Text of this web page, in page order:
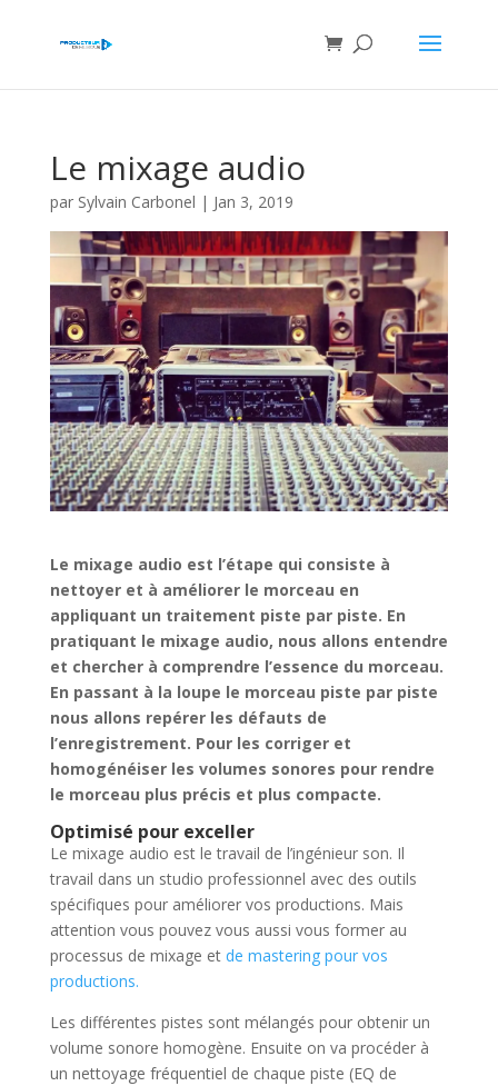
Le mixage audio
par Sylvain Carbonel | Jan 3, 2019
Le mixage audio est l’étape qui consiste à
nettoyer et à améliorer le morceau en
appliquant un traitement piste par piste. En
pratiquant le mixage audio, nous allons entendre
et chercher à comprendre l’essence du morceau.
En passant à la loupe le morceau piste par piste
nous allons repérer les défauts de
l’enregistrement. Pour les corriger et
homogénéiser les volumes sonores pour rendre
le morceau plus précis et plus compacte.
Optimisé pour exceller
Le mixage audio est le travail de l’ingénieur son. Il
travail dans un studio professionnel avec des outils
spécifiques pour améliorer vos productions. Mais
attention vous pouvez vous aussi vous former au
processus de mixage et de mastering pour vos
productions.
Les différentes pistes sont mélangés pour obtenir un
volume sonore homogène. Ensuite on va procéder à
un nettoyage fréquentiel de chaque piste (EQ de